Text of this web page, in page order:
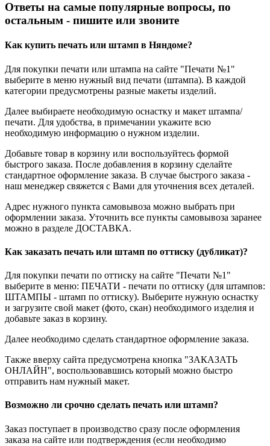
Ответы на самые популярные вопросы, по
остальным - пишите или звоните
Как купить печать или штамп в Няндоме?
Для покупки печати или штампа на сайте "Печати №1"
выберите в меню нужный вид печати (штампа). В каждой
категории предусмотрены разные макеты изделий.
Далее выбираете необходимую оснастку и макет штампа/
печати. Для удобства, в примечании укажите всю
необходимую информацию о нужном изделии.
Добавьте товар в корзину или воспользуйтесь формой
быстрого заказа. После добавления в корзину сделайте
стандартное оформление заказа. В случае быстрого заказа -
наш менеджер свяжется с Вами для уточнения всех деталей.
Адрес нужного пункта самовывоза можно выбрать при
оформлении заказа. Уточнить все пункты самовывоза заранее
можно в разделе ДОСТАВКА.
Как заказать печать или штамп по оттиску (дубликат)?
Для покупки печати по оттиску на сайте "Печати №1"
выберите в меню: ПЕЧАТИ - печати по оттиску (для штампов:
ШТАМПЫ - штамп по оттиску). Выберите нужную оснастку
и загрузите свой макет (фото, скан) необходимого изделия и
добавьте заказ в корзину.
Далее необходимо сделать стандартное оформление заказа.
Также вверху сайта предусмотрена кнопка "ЗАКАЗАТЬ
ОНЛАЙН", воспользовавшись который можно быстро
отправить нам нужный макет.
Возможно ли срочно сделать печать или штамп?
Заказ поступает в производство сразу после оформления
заказа на сайте или подтверждения (если необходимо